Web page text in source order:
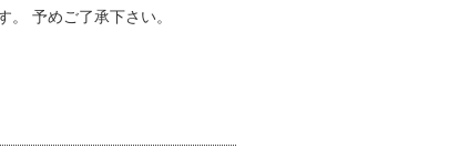
予めご了承下さい。